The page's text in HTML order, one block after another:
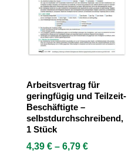
Arbeitsvertrag für
geringfügig und Teilzeit-
Beschäftigte –
selbstdurchschreibend,
1 Stück
4,39 €– 6,79 €